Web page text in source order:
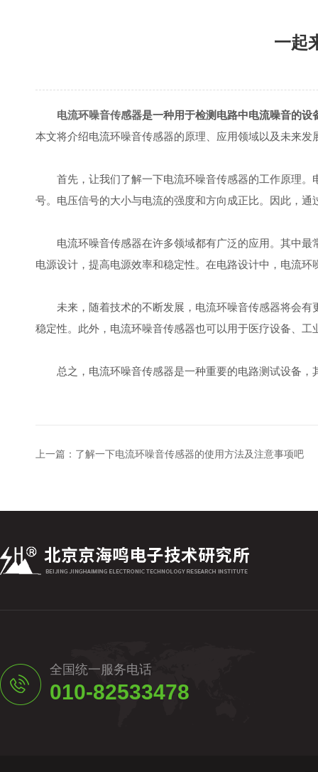
一起
电流环噪音传感器是一种用于检测电路中电流噪音的
本文将介绍电流环噪音传感器的原理、应用领域以及未来发
首先，让我们了解一下电流环噪音传感器的工作原理。
号。电压信号的大小与电流的强度和方向成正比。因此，
电流环噪音传感器在许多领域都有广泛的应用。其中最
电源设计，提高电源效率和稳定性。在电路设计中，电流
未来，随着技术的不断发展，电流环噪音传感器将会有
稳定性。此外，电流环噪音传感器也可以用于医疗设备、工
总之，电流环噪音传感器是一种重要的电路测试设备，
上一篇： 了解一下电流环噪音传感器的使用方法及注意事项吧
全国统一服务电话
010-82533478